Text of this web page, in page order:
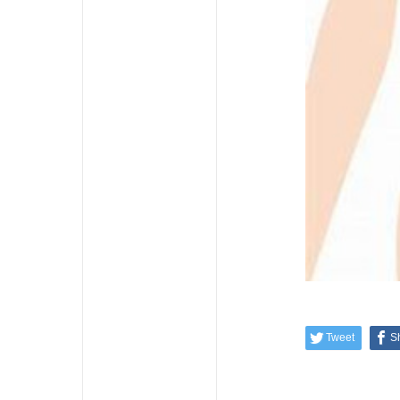
Tweet